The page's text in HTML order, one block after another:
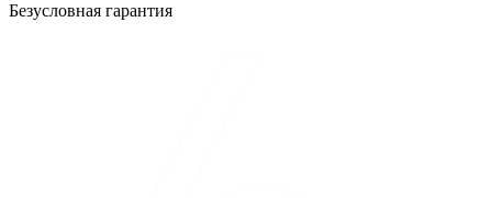
Безусловная гарантия